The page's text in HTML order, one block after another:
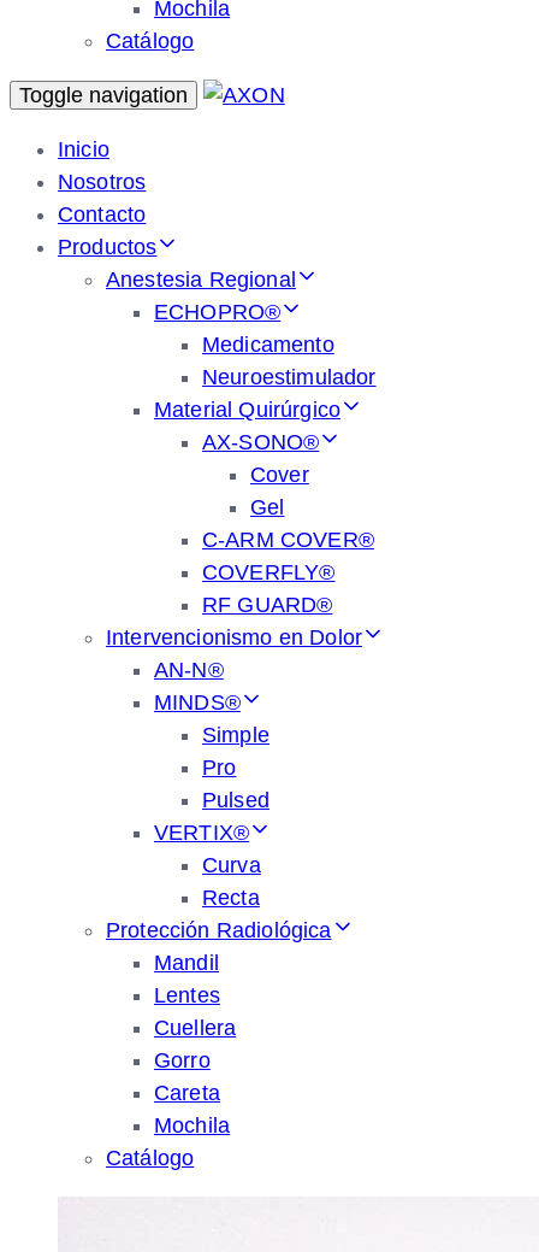
Mochila
Catálogo
Toggle navigation
Inicio
Nosotros
Contacto
Productos
Anestesia Regional
ECHOPRO®
Medicamento
Neuroestimulador
Material Quirúrgico
AX-SONO®
Cover
Gel
C-ARM COVER®
COVERFLY®
RF GUARD®
Intervencionismo en Dolor
AN-N®
MINDS®
Simple
Pro
Pulsed
VERTIX®
Curva
Recta
Protección Radiológica
Mandil
Lentes
Cuellera
Gorro
Careta
Mochila
Catálogo